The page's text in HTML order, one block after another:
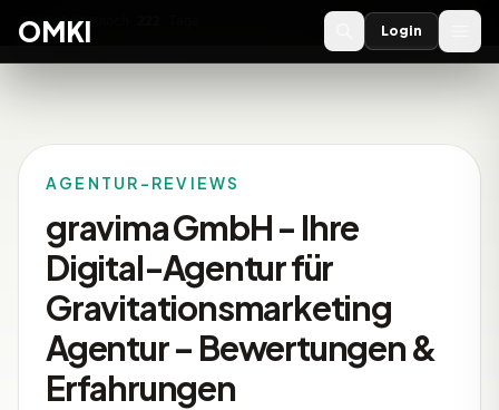
OMKI 2027
OMKI Login
AGENTUR-REVIEWS
gravima GmbH - Ihre
Digital-Agentur für
Gravitationsmarketing
Agentur – Bewertungen &
Erfahrungen